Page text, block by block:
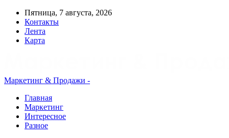
Пятница, 7 августа, 2026
Контакты
Лента
Карта
Маркетинг & Продажи -
Главная
Маркетинг
Интересное
Разное